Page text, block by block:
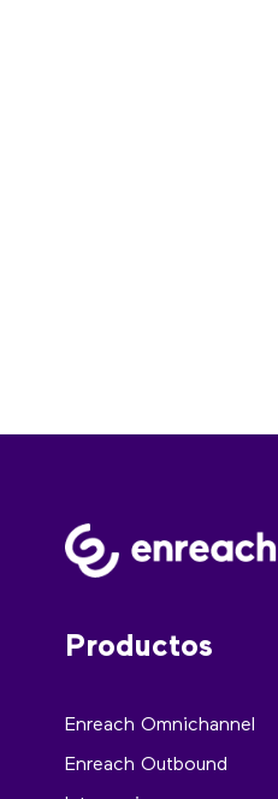
Productos
Enreach Omnichannel
Enreach Outbound